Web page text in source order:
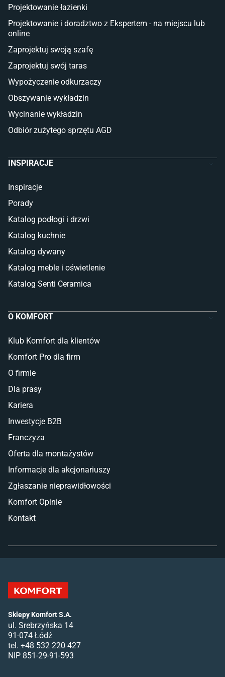
Płytki na balkon
Lampy stojące LED
Płytki
Płytki betonowe
Płytki Cersanit
Płytki wielkoformatowe
Glazura
Płytki marmurowe
Projektowanie łazienki
Projektowanie i doradztwo z Ekspertem - na miejscu lub
online
Zaprojektuj swoją szafę
Zaprojektuj swój taras
Wypożyczenie odkurzaczy
Obszywanie wykładzin
Wycinanie wykładzin
Odbiór zużytego sprzętu AGD
INSPIRACJE
Inspiracje
Porady
Katalog podłogi i drzwi
Katalog kuchnie
Katalog dywany
Katalog meble i oświetlenie
Katalog Senti Ceramica
O KOMFORT
Klub Komfort dla klientów
Komfort Pro dla firm
O firmie
Dla prasy
Kariera
Inwestycje B2B
Franczyza
Oferta dla montażystów
Informacje dla akcjonariuszy
Zgłaszanie nieprawidłowości
Komfort Opinie
Kontakt
Sklepy Komfort S.A.
ul. Srebrzyńska 14
91-074 Łódź
tel. +48 532 220 427
NIP 851-29-91-593